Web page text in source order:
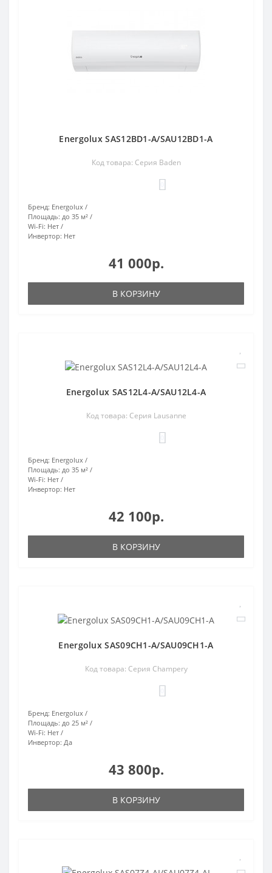
Energolux SAS12BD1-A/SAU12BD1-A
Код товара: Серия Baden
Бренд: Energolux
Площадь: до 35 м²
Wi-Fi: Нет
Инвертор: Нет
41 000р.
В КОРЗИНУ
Energolux SAS12L4-A/SAU12L4-A
Код товара: Серия Lausanne
Бренд: Energolux
Площадь: до 35 м²
Wi-Fi: Нет
Инвертор: Нет
42 100р.
В КОРЗИНУ
Energolux SAS09CH1-A/SAU09CH1-A
Код товара: Серия Champery
Бренд: Energolux
Площадь: до 25 м²
Wi-Fi: Нет
Инвертор: Да
43 800р.
В КОРЗИНУ